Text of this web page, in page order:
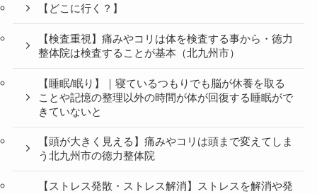
【どこに行く？】
【検査重視】痛みやコリは体を検査する事から・徳力
整体院は検査することが基本（北九州市）
【睡眠/眠り】｜寝ているつもりでも脳が休養を取る
ことや記憶の整理以外の時間が体が回復する睡眠がで
きていないと
【頭が大きく見える】痛みやコリは頭まで変えてしま
う北九州市の徳力整体院
【ストレス発散・ストレス解消】ストレスを解消や発